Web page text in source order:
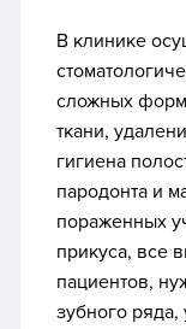
В клинике
сложных форм
ткани,
гигиена
пародонта и
пораженных
прикуса, все
пациентов,
зубного